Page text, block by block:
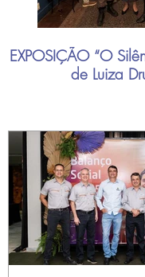
EXPOSIÇÃO “O
de Luiza